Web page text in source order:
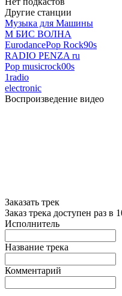
Другие станции
Музыка для Машины
М БИС ВОЛНА
EurodancePop Rock90s
RADIO PENZA ru
Pop musicrock00s
1radio
electronic
Воспроизведение видео
Заказать трек
Заказ трека доступен раз в
Исполнитель
Название трека
Комментарий